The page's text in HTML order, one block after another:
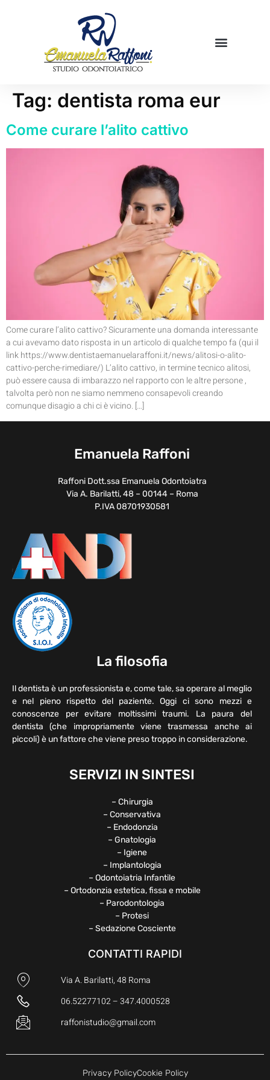
Tag: dentista roma eur
Come curare l’alito cattivo
Come curare l’alito cattivo? Sicuramente una domanda interessante
a cui avevamo dato risposta in un articolo di qualche tempo fa (qui il
link https://www.dentistaemanuelaraffoni.it/news/alitosi-o-alito-
cattivo-perche-rimediare/) L’alito cattivo, in termine tecnico alitosi,
può essere causa di imbarazzo nel rapporto con le altre persone ,
talvolta però non ne siamo nemmeno consapevoli creando
comunque disagio a chi ci è vicino. […]
Emanuela Raffoni
Raffoni Dott.ssa Emanuela Odontoiatra
Via A. Barilatti, 48 – 00144 – Roma
P.IVA 08701930581
La filosofia
Il dentista è un professionista e, come tale, sa operare al meglio
e nel pieno rispetto del paziente. Oggi ci sono mezzi e
conoscenze per evitare moltissimi traumi. La paura del
dentista (che impropriamente viene trasmessa anche ai
piccoli) è un fattore che viene preso troppo in considerazione.
SERVIZI IN SINTESI
– Chirurgia
– Conservativa
– Endodonzia
– Gnatologia
– Igiene
– Implantologia
– Odontoiatria Infantile
– Ortodonzia estetica, fissa e mobile
– Parodontologia
– Protesi
– Sedazione Cosciente
CONTATTI RAPIDI
Via A. Barilatti, 48 Roma
06.52277102 – 347.4000528
raffonistudio@gmail.com
Privacy PolicyCookie Policy